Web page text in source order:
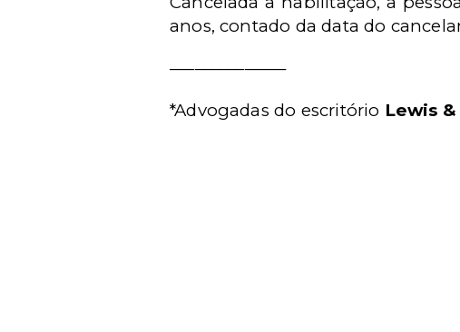
anos, contado da data do
*Advogadas do escritório Lewis